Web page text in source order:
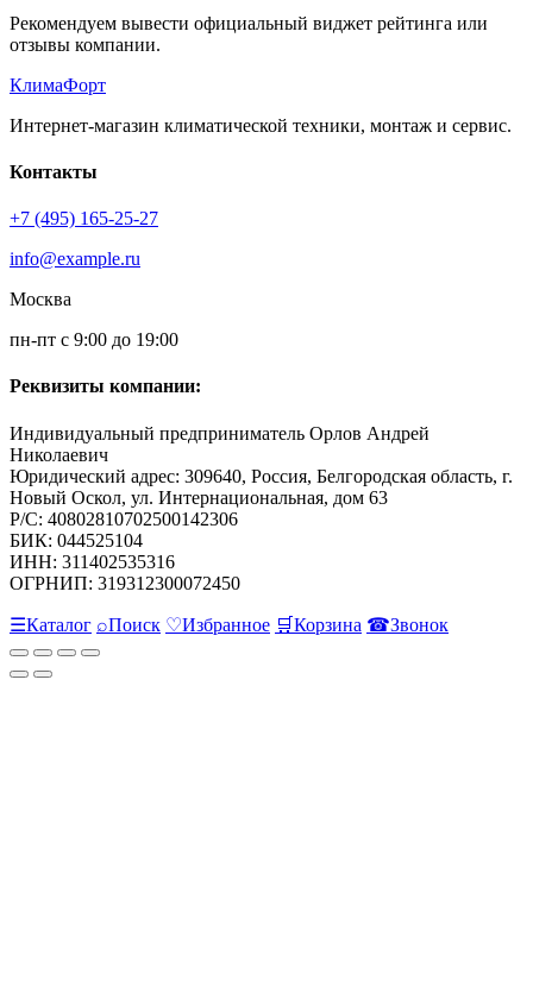
Рекомендуем вывести официальный виджет рейтинга или
отзывы компании.
КлимаФорт
Интернет-магазин климатической техники, монтаж и сервис.
Контакты
+7 (495) 165-25-27
info@example.ru
Москва
пн-пт с 9:00 до 19:00
Реквизиты компании:
Индивидуальный предприниматель Орлов Андрей
Николаевич
Юридический адрес: 309640, Россия, Белгородская область, г.
Новый Оскол, ул. Интернациональная, дом 63
Р/С: 40802810702500142306
БИК: 044525104
ИНН: 311402535316
ОГРНИП: 319312300072450
☰Каталог ⌕Поиск ♡Избранное 🛒Корзина ☎Звонок